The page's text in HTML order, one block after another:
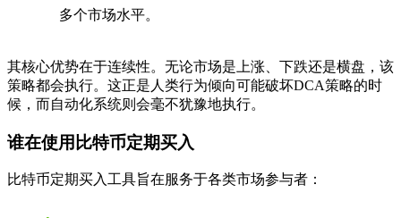
多个市场水平。
其核心优势在于连续性。无论市场是上涨、下跌还是横盘，该
策略都会执行。这正是人类行为倾向可能破坏DCA策略的时
候，而自动化系统则会毫不犹豫地执行。
谁在使用比特币定期买入
比特币定期买入工具旨在服务于各类市场参与者：